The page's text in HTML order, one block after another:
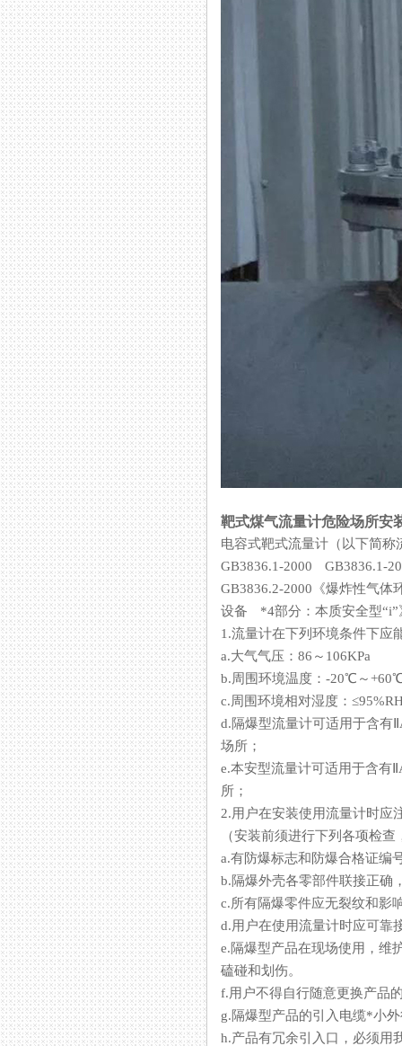
靶式煤气流量计危险场所安
电容式靶式流量计（以下简称
GB3836.1-2000 GB3836.1-
GB3836.2-2000《爆炸性气体
设备 *4部分：本质安全型
1.流量计在下列环境条件下应
a.大气气压：86～106KPa
b.周围环境温度：-20℃～
c.周围环境相对湿度：
d.隔爆型流量计可适用于含
场所；
e.本安型流量计可适用于含有
所；
2.用户在安装使用流量计时应
（安装前须进行下列各项检查
a.有防爆标志和防爆合格证编号
b.隔爆外壳各零部件联接正确
c.所有隔爆零件应无裂纹和影响
d.用户在使用流量计时应可靠接
e.隔爆型产品在现场使用，维
磕碰和划伤。
f.用户不得自行随意更换产品的
g.隔爆型产品的引入电缆*小
h.产品有冗余引入口，必须用